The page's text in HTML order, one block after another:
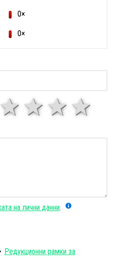
0×
0×
4
3
звезди
1 звезда
на лични данни.
Редукционни рамки за